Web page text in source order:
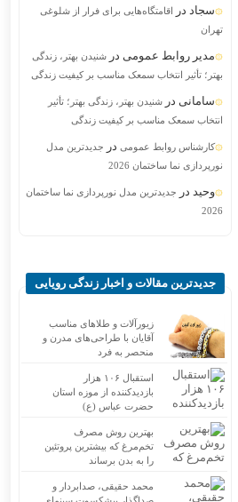
شناسایی پیکر نوجوان شهید
سجاد در
اقامتگاه‌هایی برای فرار از شلوغی
تهران
مدیر روابط عمومی در شنیدن بهتر، زندگی
بهتر؛ تأثیر انتخاب سمعک مناسب بر کیفیت زندگی
سامانی در شنیدن بهتر، زندگی بهتر؛ تأثیر
انتخاب سمعک مناسب بر کیفیت زندگی
کارشناس روابط عمومی در
جدیدترین مدل
نورپردازی نما ساختمان 2026
وحید در
جدیدترین مدل نورپردازی نما ساختمان
2026
جدیدترین مقالات و اخبار زندگی رویایی
زیورآلات و طلاهای مناسب
آقایان با طراحی‌های مدرن و
منحصر به فرد
استقبال ۱۰۶ هزار
بازدیدکننده از موزه استان
حضرت عباس (ع)
بهترین روش مصرف
تخم‌مرغ که بیشترین پروتئین
را به بدن برساند
محمد حقیقی، صدابردار و